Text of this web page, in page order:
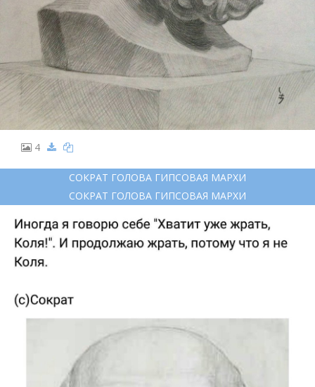
4
СОКРАТ ГОЛОВА ГИПСОВАЯ МАРХИ
СОКРАТ ГОЛОВА ГИПСОВАЯ МАРХИ